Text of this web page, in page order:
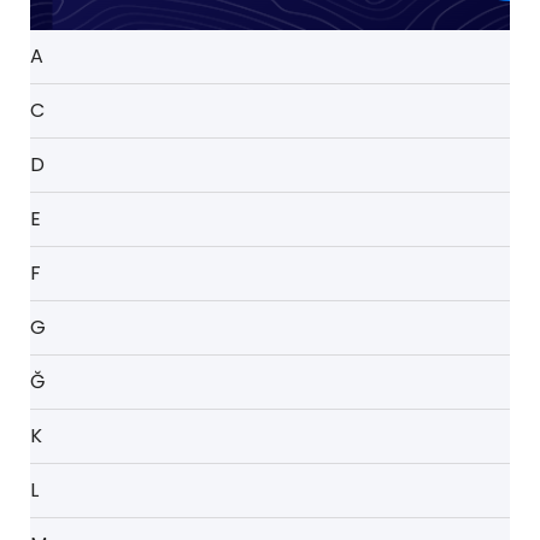
A
C
D
E
F
G
Ğ
K
L